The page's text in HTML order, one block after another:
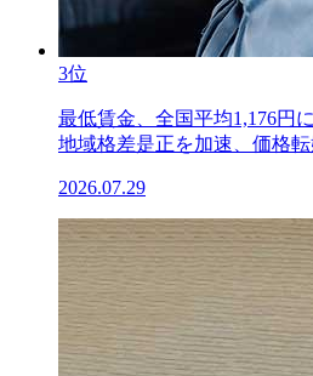
3位
最低賃金、全国平均1,176円
地域格差是正を加速、価格
2026.07.29